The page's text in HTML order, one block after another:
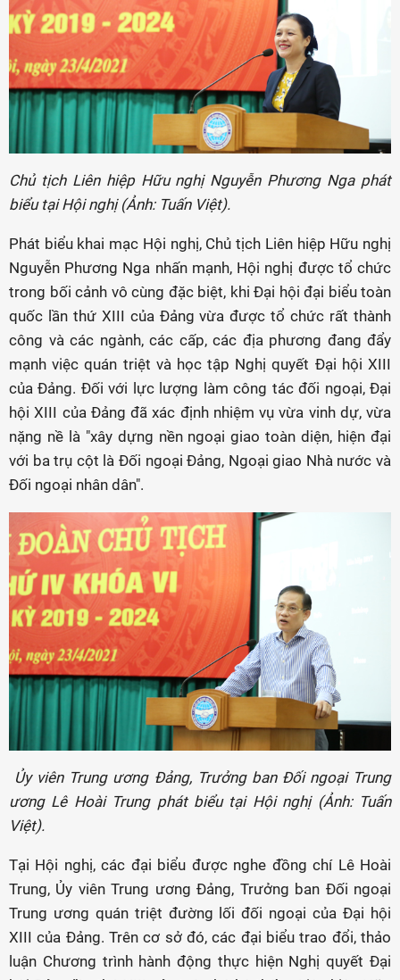
Chủ tịch Liên hiệp Hữu nghị Nguyễn Phương Nga phát
biểu tại Hội nghị (Ảnh: Tuấn Việt).
Phát biểu khai mạc Hội nghị, Chủ tịch Liên hiệp Hữu nghị
Nguyễn Phương Nga nhấn mạnh, Hội nghị được tổ chức
trong bối cảnh vô cùng đặc biệt, khi Đại hội đại biểu toàn
quốc lần thứ XIII của Đảng vừa được tổ chức rất thành
công và các ngành, các cấp, các địa phương đang đẩy
mạnh việc quán triệt và học tập Nghị quyết Đại hội XIII
của Đảng. Đối với lực lượng làm công tác đối ngoại, Đại
hội XIII của Đảng đã xác định nhiệm vụ vừa vinh dự, vừa
nặng nề là "xây dựng nền ngoại giao toàn diện, hiện đại
với ba trụ cột là Đối ngoại Đảng, Ngoại giao Nhà nước và
Đối ngoại nhân dân".
Ủy viên Trung ương Đảng, Trưởng ban Đối ngoại Trung
ương Lê Hoài Trung phát biểu tại Hội nghị (Ảnh: Tuấn
Việt).
Tại Hội nghị, các đại biểu được nghe đồng chí Lê Hoài
Trung, Ủy viên Trung ương Đảng, Trưởng ban Đối ngoại
Trung ương quán triệt đường lối đối ngoại của Đại hội
XIII của Đảng. Trên cơ sở đó, các đại biểu trao đổi, thảo
luận Chương trình hành động thực hiện Nghị quyết Đại